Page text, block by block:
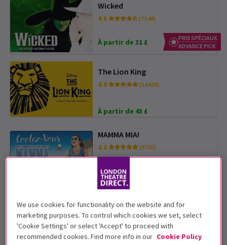
Wicked
4.6 (7 549)
À partir de 31 £
PRIX SPÉCIAUX
ADVANCE PICK
The Lion King
4.8 (14 426)
À partir de 43 £
MAMMA MIA!
4.8 (9 725)
The Book of Mormon
4.8 (7 988)
We use cookies for functionality on the website and for
marketing purposes. To control which cookies we set, select
'Cookie Settings' or select 'Accept' to proceed with
recommended cookies. Find more info in our Cookie Policy